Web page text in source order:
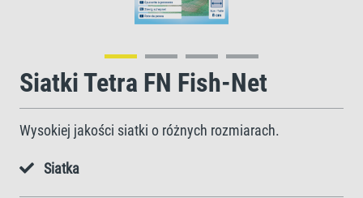
Siatki Tetra FN Fish-Net
Wysokiej jakości siatki o różnych rozmiarach.
Siatka